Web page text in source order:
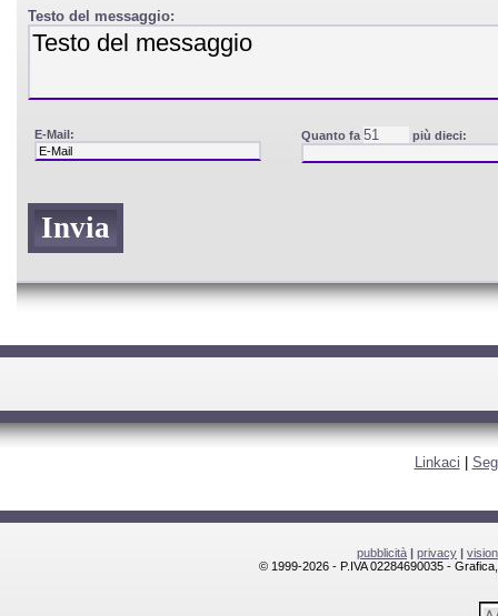
Testo del messaggio:
E-Mail: Quanto fa più dieci:
Linkaci
pubblicità | privacy |
© 1999-2026 - P.IVA 02284690035 -